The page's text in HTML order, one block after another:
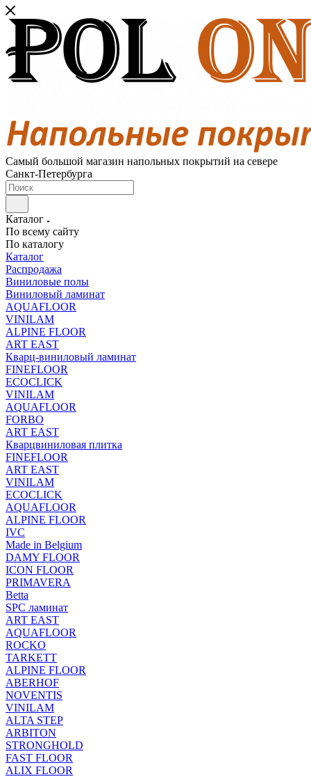
Самый большой магазин напольных покрытий на севере
Санкт-Петербурга
Каталог
По всему сайту
По каталогу
Каталог
Распродажа
Виниловые полы
Виниловый ламинат
AQUAFLOOR
VINILAM
ALPINE FLOOR
ART EAST
Кварц-виниловый ламинат
FINEFLOOR
ECOCLICK
VINILAM
AQUAFLOOR
FORBO
ART EAST
Кварцвиниловая плитка
FINEFLOOR
ART EAST
VINILAM
ECOCLICK
AQUAFLOOR
ALPINE FLOOR
IVC
Made in Belgium
DAMY FLOOR
ICON FLOOR
PRIMAVERA
Betta
SPC ламинат
ART EAST
AQUAFLOOR
ROCKO
TARKETT
ALPINE FLOOR
ABERHOF
NOVENTIS
VINILAM
ALTA STEP
ARBITON
STRONGHOLD
FAST FLOOR
ALIX FLOOR